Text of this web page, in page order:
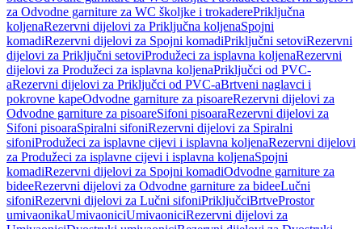
za Odvodne garniture za WC školjke i trokaderePriključna
koljenaRezervni dijelovi za Priključna koljenaSpojni
komadiRezervni dijelovi za Spojni komadiPriključni setoviRezervni
dijelovi za Priključni setoviProdužeci za isplavna koljenaRezervni
dijelovi za Produžeci za isplavna koljenaPriključci od PVC-
aRezervni dijelovi za Priključci od PVC-aBrtveni naglavci i
pokrovne kapeOdvodne garniture za pisoareRezervni dijelovi za
Odvodne garniture za pisoareSifoni pisoaraRezervni dijelovi za
Sifoni pisoaraSpiralni sifoniRezervni dijelovi za Spiralni
sifoniProdužeci za isplavne cijevi i isplavna koljenaRezervni dijelovi
za Produžeci za isplavne cijevi i isplavna koljenaSpojni
komadiRezervni dijelovi za Spojni komadiOdvodne garniture za
bideeRezervni dijelovi za Odvodne garniture za bideeLučni
sifoniRezervni dijelovi za Lučni sifoniPriključciBrtveProstor
umivaonikaUmivaoniciUmivaoniciRezervni dijelovi za